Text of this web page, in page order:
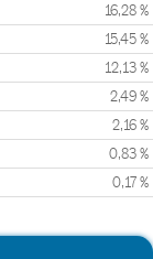
16,28 %
15,45 %
12,13 %
2,49 %
2,16 %
0,83 %
0,17 %